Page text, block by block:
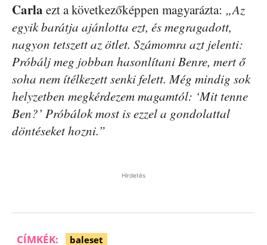
Carla ezt a következőképpen magyarázta: „Az
egyik barátja ajánlotta ezt, és megragadott,
nagyon tetszett az ötlet. Számomra azt jelenti:
Próbálj meg jobban hasonlítani Benre, mert ő
soha nem ítélkezett senki felett. Még mindig sok
helyzetben megkérdezem magamtól: ‘Mit tenne
Ben?’ Próbálok most is ezzel a gondolattal
döntéseket hozni.”
Hirdetés
CÍMKÉK: baleset